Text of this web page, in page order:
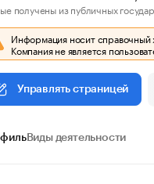
получены из публичных
Информация носит справочный
Компания не является
Управлять страницей
Виды деятельности